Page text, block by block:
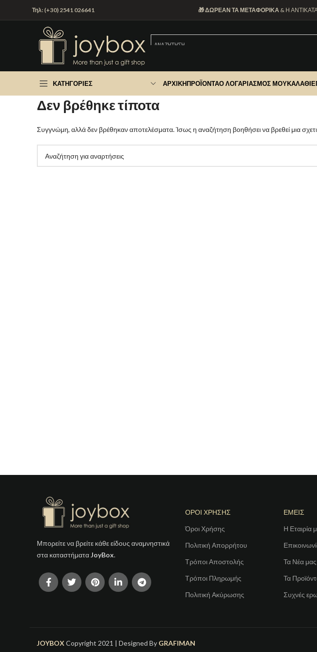
Τηλ: (+30) 2541 026641 🎁 ΔΩΡΕΑΝ ΤΑ ΜΕΤΑΦΟΡΙΚΑ & Η
ΚΑΤΗΓΟΡΊΕΣ ΑΡΧΙΚΉΠΡΟΪΌΝΤΑΟ ΛΟΓΑΡΙΑΣΜΌΣ ΜΟΥΚΑΛΆΘΙ
Δεν βρέθηκε τίποτα
Συγγνώμη, αλλά δεν βρέθηκαν αποτελέσματα. Ίσως η αναζήτηση βοηθήσει να βρεθεί μια
Μπορείτε να βρείτε κάθε είδους αναμνηστικά
στα καταστήματαJoyBox.
ΟΡΟΙ ΧΡΗΣΗΣ
Όροι Χρήσης
Πολιτική Απορρήτου
Τρόποι Αποστολής
Τρόποι Πληρωμής
Πολιτική Ακύρωσης
ΕΜΕΙΣ
Η Εταιρία
Τα Νέα μας
Τα
Συχνές
JOYBOX Copyright 2021 | Designed By GRAFIMAN